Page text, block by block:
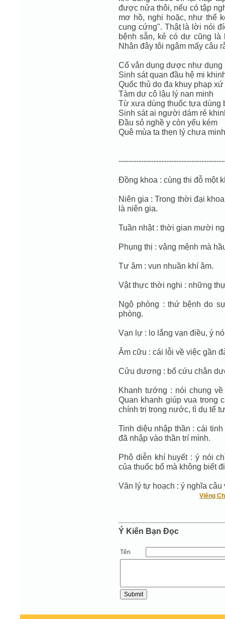
được nửa thôi, nếu có tập
mơ hồ, nghi hoặc, như thể
cung cứng". Thật là lời nói
bệnh sẵn, kẻ có dư cũng
Nhân đây tôi ngâm mấy câu
Cổ vân dụng dược như dụng
Sinh sát quan đầu hệ mi
Quốc thủ do đa khuy phạp xứ
Tàm dư cô lậu lý nan minh
Từ xưa dùng thuốc tựa dùng
Sinh sát ai người dám rẻ
Đầu sỏ nghề y còn yếu kém
Quê mùa ta thẹn lý chưa minh
Đồng khoa : cùng thi đỗ một
Niên gia : Trong thời đại
là niên gia.
Tuần nhật : thời gian mười
Phụng thị : vâng mệnh mà
Tư âm : vun nhuần khí âm.
Vật thực thời nghi : những
Ngộ phòng : thứ bệnh do
phòng.
Vạn lự : lo lắng vạn điều, ý
Âm cữu : cái lỗi về việc gần
Cửu dương : bổ cứu chân
Khanh tướng : nói chung
Quan khanh giúp vua trong
chính trị trong nước, tì dụ tể
Tinh diệu nhập thần : cái
đã nhập vào thần trí mình.
Phô diễn khí huyết : ý nói
của thuốc bổ mà không biết
Văn lý tự hoạch : ý nghĩa
Viếng
Ý Kiến Bạn Ðọc
Tên